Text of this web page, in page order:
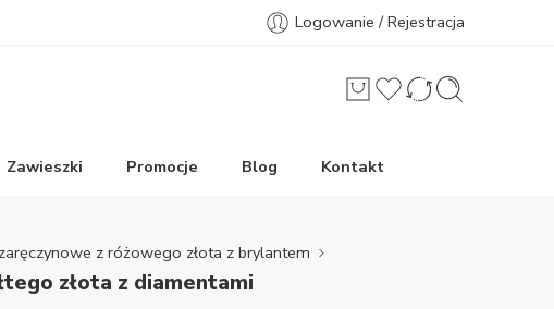
Logowanie / Rejestracja
Zawieszki Promocje Blog Kontakt
z różowego złota z brylantem
złota z diamentami